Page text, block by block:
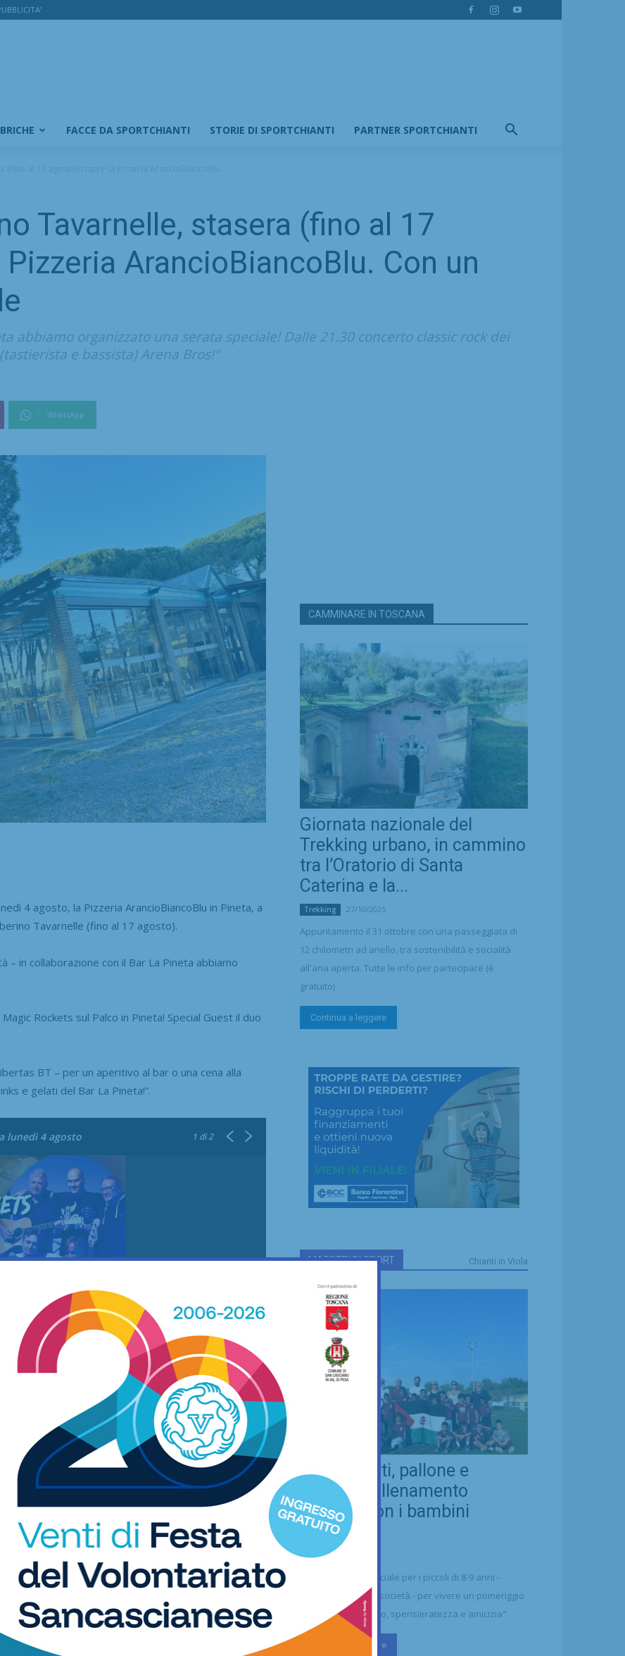
FACCE DA SPORTCHIANTI STORIE DI SPORTCHIANTI PARTNER SPORTCHIANTI
Tavarnelle, stasera (fino al 17
ArancioBiancoBlu. Con un
abbiamo organizzato una serata speciale! Dalle 21.30 concerto classic rock dei
e bassista) Arena Bros!"
WhatsApp
4 agosto, la Pizzeria ArancioBiancoBlu in Pineta, a
Tavarnelle (fino al 17 agosto).
– in collaborazione con il Bar La Pineta abbiamo
Rockets sul Palco in Pineta! Special Guest il duo
BT – per un aperitivo al bar o una cena alla
e gelati del Bar La Pineta!”.
lunedì 4 agosto 1 di 2
CAMMINARE IN TOSCANA
Giornata nazionale del
Trekking urbano, in cammino
tra l’Oratorio di Santa
Caterina e la...
Trekking 27/10/2025
Appuntamento il 31 ottobre con una passeggiata di
12 chilometri ad anello, tra sostenibilità e socialità
all'aria aperta. Tutte le info per partecipare (è
gratuito)
Continua a leggere
MAESTRI DI SPORT Chianti in Viola
Real Chianti, pallone e
bellezza: allenamento
insieme con i bambini
Saharawi
Calcio
"Un'occasione speciale per i piccoli di 8-9 anni -
sottolineano dalla società - per vivere un pomeriggio
di puro divertimento, spensieratezza e amicizia"
Continua a leggere